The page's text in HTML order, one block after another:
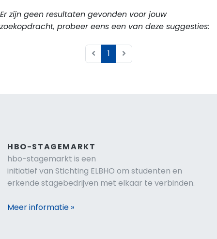
Er zijn geen resultaten gevonden voor jouw
zoekopdracht, probeer eens een van deze suggesties:
1
HBO-STAGEMARKT
hbo-stagemarkt is een
initiatief van Stichting ELBHO om studenten en
erkende stagebedrijven met elkaar te verbinden.
Meer informatie »